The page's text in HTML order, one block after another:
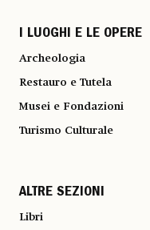
I LUOGHI E LE OPERE
Archeologia
Restauro e Tutela
Musei e Fondazioni
Turismo Culturale
ALTRE SEZIONI
Libri